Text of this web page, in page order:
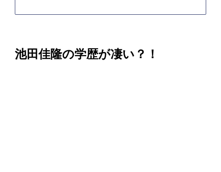
池田佳隆の学歴が凄い？！